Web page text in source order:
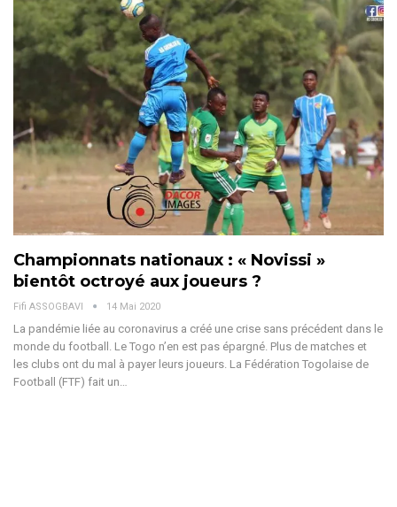
Championnats nationaux : « Novissi »
bientôt octroyé aux joueurs ?
Fifi ASSOGBAVI 14 Mai 2020
La pandémie liée au coronavirus a créé une crise sans précédent dans le
monde du football. Le Togo n’en est pas épargné. Plus de matches et
les clubs ont du mal à payer leurs joueurs. La Fédération Togolaise de
Football (FTF) fait un…